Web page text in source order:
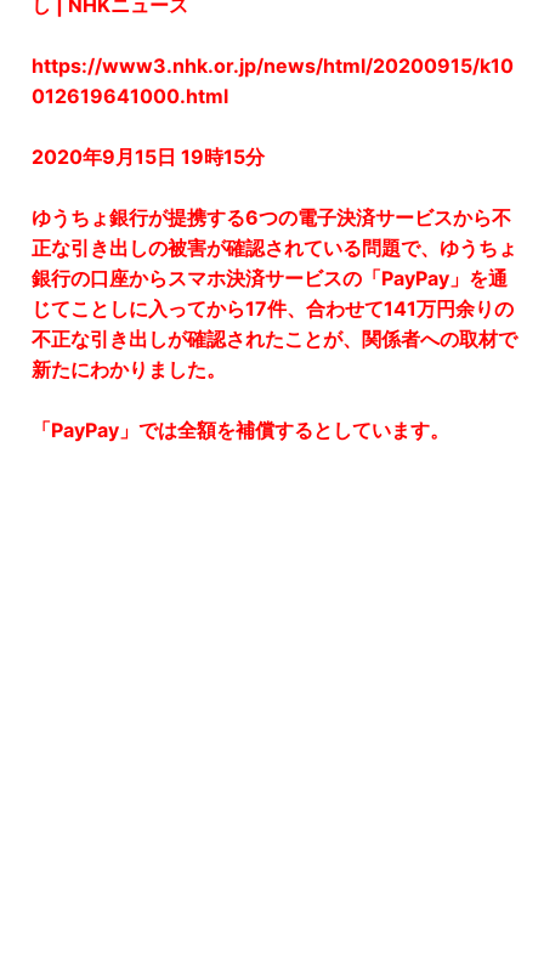
し | NHKニュース
https://www3.nhk.or.jp/news/html/20200915/k10
012619641000.html
2020年9月15日 19時15分
ゆうちょ銀行が提携する6つの電子決済サービスから不
正な引き出しの被害が確認されている問題で、ゆうちょ
銀行の口座からスマホ決済サービスの「PayPay」を通
じてことしに入ってから17件、合わせて141万円余りの
不正な引き出しが確認されたことが、関係者への取材で
新たにわかりました。
「PayPay」では全額を補償するとしています。